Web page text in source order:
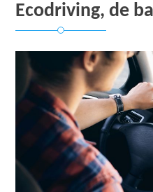
Ecodriving, de